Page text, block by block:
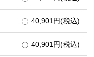
40,901円(税込)
40,901円(税込)